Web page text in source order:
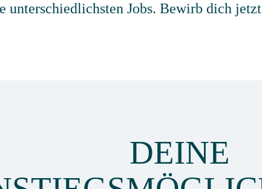
unterschiedlichsten Jobs. Bewirb dich
DEINE